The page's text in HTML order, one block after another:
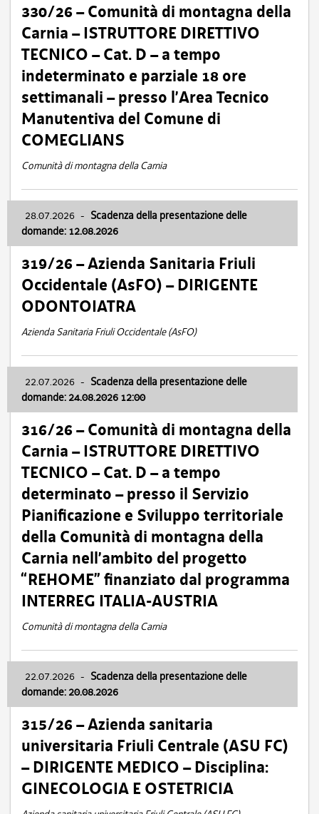
330/26 – Comunità di montagna della
Carnia – ISTRUTTORE DIRETTIVO
TECNICO – Cat. D – a tempo
indeterminato e parziale 18 ore
settimanali – presso l’Area Tecnico
Manutentiva del Comune di
COMEGLIANS
Comunità di montagna della Carnia
28.07.2026 - Scadenza della presentazione delle
domande: 12.08.2026
319/26 – Azienda Sanitaria Friuli
Occidentale (AsFO) – DIRIGENTE
ODONTOIATRA
Azienda Sanitaria Friuli Occidentale (AsFO)
22.07.2026 - Scadenza della presentazione delle
domande: 24.08.2026 12:00
316/26 – Comunità di montagna della
Carnia – ISTRUTTORE DIRETTIVO
TECNICO – Cat. D – a tempo
determinato – presso il Servizio
Pianificazione e Sviluppo territoriale
della Comunità di montagna della
Carnia nell’ambito del progetto
“REHOME” finanziato dal programma
INTERREG ITALIA-AUSTRIA
Comunità di montagna della Carnia
22.07.2026 - Scadenza della presentazione delle
domande: 20.08.2026
315/26 – Azienda sanitaria
universitaria Friuli Centrale (ASU FC)
– DIRIGENTE MEDICO – Disciplina:
GINECOLOGIA E OSTETRICIA